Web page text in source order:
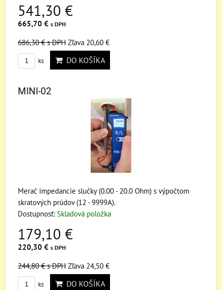
541,30 €
665,70 € s DPH
686,30 €s DPH Zľava 20,60 €
ks DO KOŠÍKA
MINI-02
Merač impedancie slučky (0.00 - 20.0 Ohm) s výpočtom
skratových prúdov (12 - 9999A).
Dostupnosť: Skladová položka
179,10 €
220,30 € s DPH
244,80 €s DPH Zľava 24,50 €
ks DO KOŠÍKA